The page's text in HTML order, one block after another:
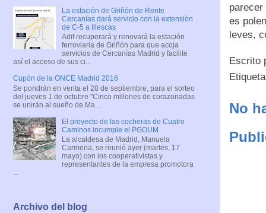
es
leves,
Escrito
No
La estación de Griñón de Renfe
Cercanías dará servicio con la extensión
de C-5 a Illescas
Adif recuperará y renovará la estación
ferroviaria de Griñón para que acoja
servicios de Cercanías Madrid y facilite
así el acceso de sus ci...
Cupón de la ONCE Madrid 2016
Se pondrán en venta el 28 de septiembre, para el sorteo
del jueves 1 de octubre "Cinco millones de corazonadas
se unirán al sueño de Ma...
El proyecto de las cocheras de Cuatro
Caminos incumple el PGOUM
La alcaldesa de Madrid, Manuela
Carmena, se reunió ayer (martes, 17
mayo) con los cooperativistas y
representantes de la empresa promotora
...
Archivo del blog